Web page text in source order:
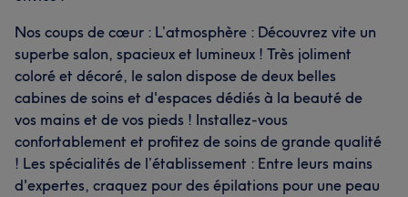
Nos coups de cœur : L’atmosphère : Découvrez vite un
superbe salon, spacieux et lumineux ! Très joliment
coloré et décoré, le salon dispose de deux belles
cabines de soins et d'espaces dédiés à la beauté de
vos mains et de vos pieds ! Installez-vous
confortablement et profitez de soins de grande qualité
! Les spécialités de l’établissement : Entre leurs mains
d'expertes, craquez pour des épilations pour une peau